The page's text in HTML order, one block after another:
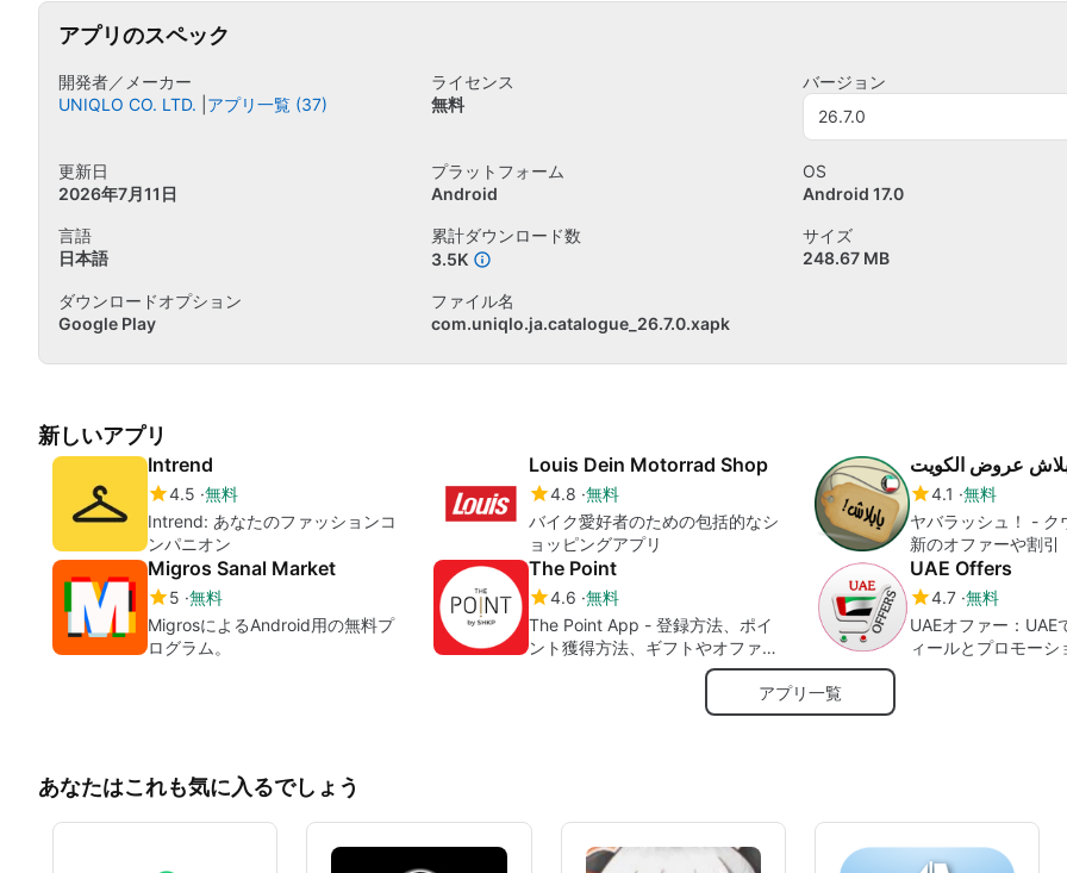
アプリのスペック
開発者／メーカー
UNIQLO CO. LTD.
アプリ一覧 (37)
ライセンス
無料
バージョン
26.7.0
更新日
2026年7月11日
プラットフォーム
Android
OS
Android 17.0
言語
日本語
累計ダウンロード数
3.5K
サイズ
248.67 MB
ダウンロードオプション
Google Play
ファイル名
com.uniqlo.ja.catalogue_26.7.0.xapk
新しいアプリ
Intrend
4.5 無料
Intrend: あなたのファッションコ
ンパニオン
Louis Dein Motorrad Shop
4.8 無料
バイク愛好者のための包括的なシ
ョッピングアプリ
عروض الكويت
4.1 無料
ヤバラッシュ！ - ク
新のオファーや割引
Migros Sanal Market
5 無料
MigrosによるAndroid用の無料プ
ログラム。
The Point
4.6 無料
The Point App - 登録方法、ポイ
ント獲得方法、ギフトやオファー
UAE Offers
4.7 無料
UAEオファー：UAE
ィールとプロモーシ
アプリ一覧
あなたはこれも気に入るでしょう